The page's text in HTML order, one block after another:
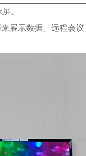
。
示数据、远程会